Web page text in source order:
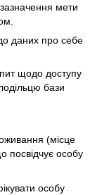
мети
даних про себе
щодо доступу
бази
(місце
посвідчує особу
особу